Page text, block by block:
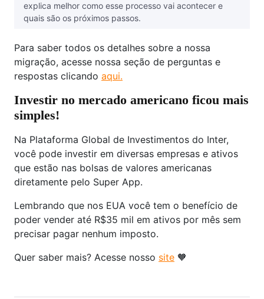
explica melhor como esse processo vai acontecer e
quais são os próximos passos.
Para saber todos os detalhes sobre a nossa
migração, acesse nossa seção de perguntas e
respostas clicando aqui.
Investir no mercado americano ficou mais
simples!
Na Plataforma Global de Investimentos do Inter,
você pode investir em diversas empresas e ativos
que estão nas bolsas de valores americanas
diretamente pelo Super App.
Lembrando que nos EUA você tem o benefício de
poder vender até R$35 mil em ativos por mês sem
precisar pagar nenhum imposto.
Quer saber mais? Acesse nosso site 🧡